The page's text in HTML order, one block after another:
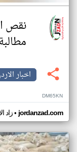
نقص
اخبار
DM65KN
زاد•jordanzad.com